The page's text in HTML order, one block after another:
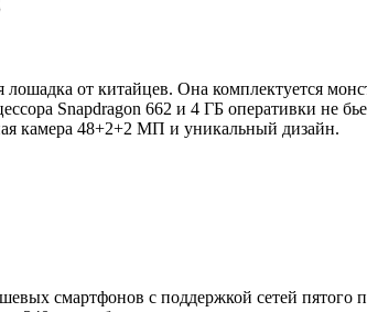
от китайцев. Она комплектуется
Snapdragon 662 и 4 ГБ оперативки не
камера 48+2+2 МП и уникальный дизайн.
смартфонов с поддержкой сетей пятого